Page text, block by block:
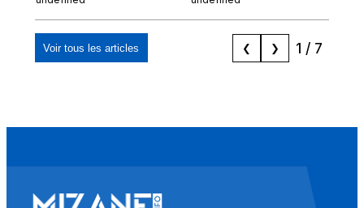
"musulmans"»
Voir tous les articles ❮ ❯ 1 / 7